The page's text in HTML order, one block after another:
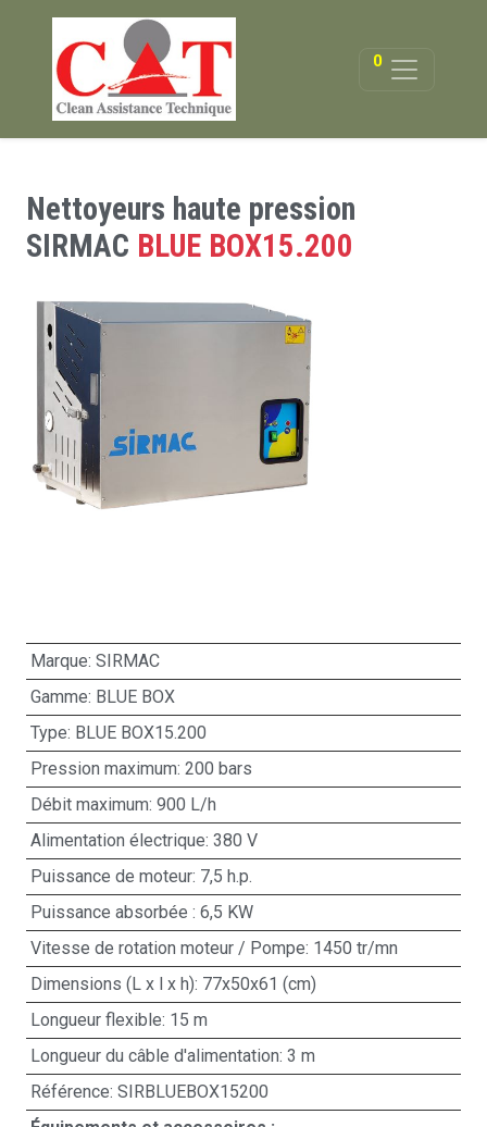
0
Nettoyeurs haute pression
SIRMAC BLUE BOX15.200
Marque: SIRMAC
Gamme: BLUE BOX
Type: BLUE BOX15.200
Pression maximum: 200 bars
Débit maximum: 900 L/h
Alimentation électrique: 380 V
Puissance de moteur: 7,5 h.p.
Puissance absorbée : 6,5 KW
Vitesse de rotation moteur / Pompe: 1450 tr/mn
Dimensions (L x l x h): 77x50x61 (cm)
Longueur flexible: 15 m
Longueur du câble d'alimentation: 3 m
Référence: SIRBLUEBOX15200